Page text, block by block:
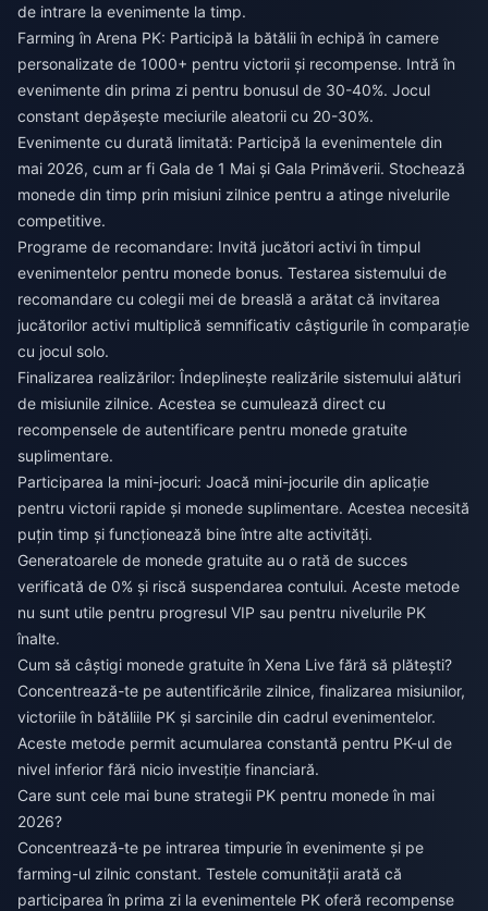
de intrare la evenimente la timp.
Farming în Arena PK: Participă la bătălii în echipă în camere
personalizate de 1000+ pentru victorii și recompense. Intră în
evenimente din prima zi pentru bonusul de 30-40%. Jocul
constant depășește meciurile aleatorii cu 20-30%.
Evenimente cu durată limitată: Participă la evenimentele din
mai 2026, cum ar fi Gala de 1 Mai și Gala Primăverii. Stochează
monede din timp prin misiuni zilnice pentru a atinge nivelurile
competitive.
Programe de recomandare: Invită jucători activi în timpul
evenimentelor pentru monede bonus. Testarea sistemului de
recomandare cu colegii mei de breaslă a arătat că invitarea
jucătorilor activi multiplică semnificativ câștigurile în comparație
cu jocul solo.
Finalizarea realizărilor: Îndeplinește realizările sistemului alături
de misiunile zilnice. Acestea se cumulează direct cu
recompensele de autentificare pentru monede gratuite
suplimentare.
Participarea la mini-jocuri: Joacă mini-jocurile din aplicație
pentru victorii rapide și monede suplimentare. Acestea necesită
puțin timp și funcționează bine între alte activități.
Generatoarele de monede gratuite au o rată de succes
verificată de 0% și riscă suspendarea contului. Aceste metode
nu sunt utile pentru progresul VIP sau pentru nivelurile PK
înalte.
Cum să câștigi monede gratuite în Xena Live fără să plătești?
Concentrează-te pe autentificările zilnice, finalizarea misiunilor,
victoriile în bătăliile PK și sarcinile din cadrul evenimentelor.
Aceste metode permit acumularea constantă pentru PK-ul de
nivel inferior fără nicio investiție financiară.
Care sunt cele mai bune strategii PK pentru monede în mai
2026?
Concentrează-te pe intrarea timpurie în evenimente și pe
farming-ul zilnic constant. Testele comunității arată că
participarea în prima zi la evenimentele PK oferă recompense